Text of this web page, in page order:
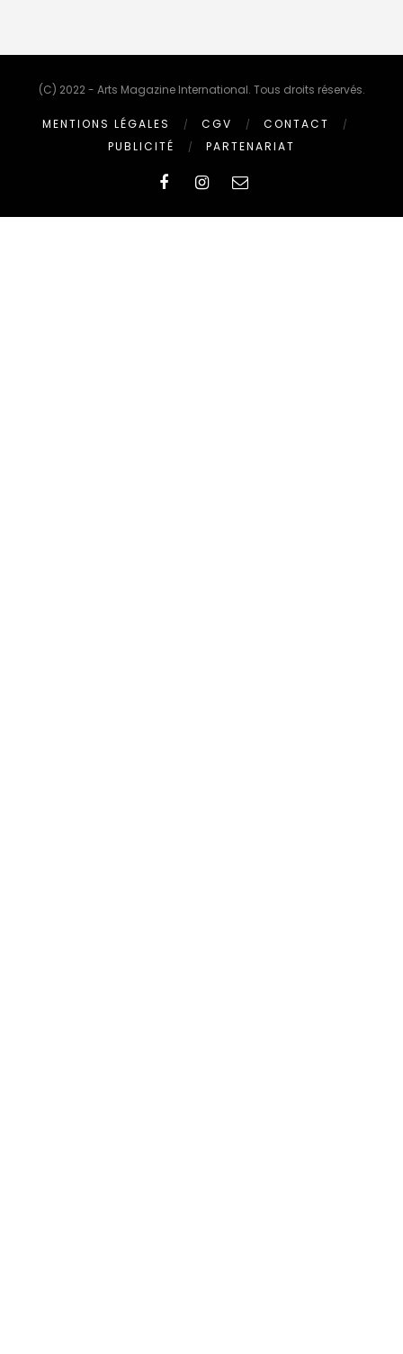
(C) 2022 - Arts Magazine International. Tous droits réservés.
MENTIONS LÉGALES CGV
CONTACT
PUBLICITÉ
PARTENARIAT